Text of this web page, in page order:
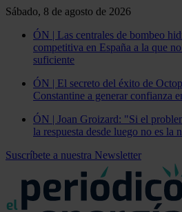
Sábado, 8 de agosto de 2026
ÓN | Las centrales de bombeo
competitiva en España a la que
suficiente
ÓN | El secreto del éxito de
Constantine a generar confianza
ÓN | Joan Groizard: "Si el
la respuesta desde luego no es la
Suscríbete a nuestra Newsletter